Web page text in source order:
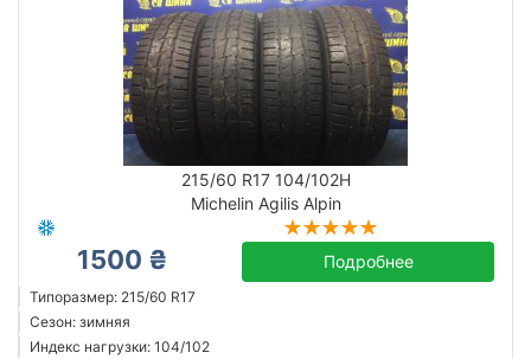
215/60 R17 104/102H
Michelin Agilis Alpin
1500 ₴ Подробнее
Типоразмер: 215/60 R17
Сезон: зимняя
Индекс нагрузки: 104/102